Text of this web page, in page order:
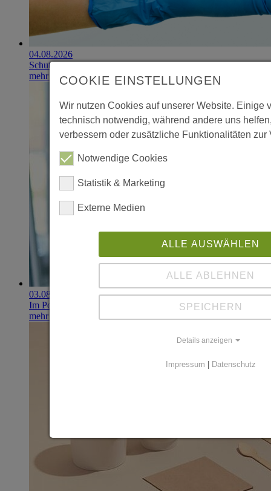
04.08.2026
Schutzhandschuhe erzielen 900.000-Euro-Exit
mehr erfahren
03.08.2026
Im Portfolio: Iset Telecom, IT für das Gesundheitswesen
mehr erfahren
COOKIE EINSTELLUNGEN
Wir nutzen Cookies auf unserer Website. Einige
technisch notwendig, während andere uns
verbessern oder zusätzliche Funktionalitäten zur
Notwendige Cookies
Statistik & Marketing
Externe Medien
ALLE AUSWÄHLEN
ALLE ABLEHNEN
SPEICHERN
Details anzeigen
Impressum Datenschutz